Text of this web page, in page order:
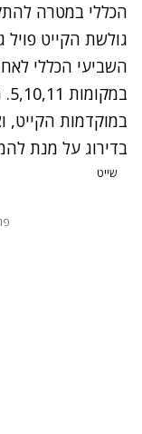
הכללי במטרה
גולשת הקייט
השביעי הכללי
במוקדמות הקייט,
בדירוג על מנת
שייט